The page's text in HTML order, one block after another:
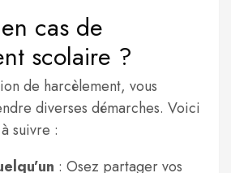
cas de
scolaire ?
de harcèlement, vous
diverses démarches. Voici
suivre :
: Osez partager vos